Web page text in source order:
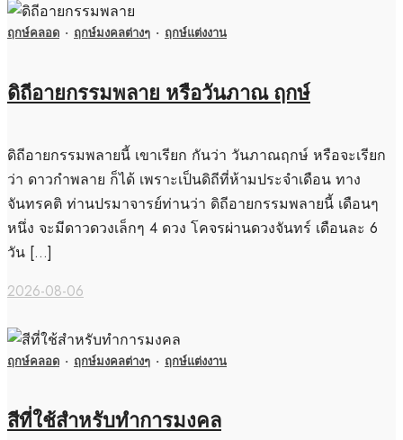
ฤกษ์คลอด · ฤกษ์มงคลต่างๆ · ฤกษ์แต่งงาน
ดิถีอายกรรมพลาย หรือวันภาณ ฤกษ์
ดิถีอายกรรมพลายนี้ เขาเรียก กันว่า วันภาณฤกษ์ หรือจะเรียก
ว่า ดาวกำพลาย ก็ได้ เพราะเป็นดิถีที่ห้ามประจำเดือน ทาง
จันทรคติ ท่านปรมาจารย์ท่านว่า ดิถีอายกรรมพลายนี้ เดือนๆ
หนึ่ง จะมีดาวดวงเล็กๆ 4 ดวง โคจรผ่านดวงจันทร์ เดือนละ 6
วัน […]
2026-08-06
ฤกษ์คลอด · ฤกษ์มงคลต่างๆ · ฤกษ์แต่งงาน
สีที่ใช้สำหรับทำการมงคล